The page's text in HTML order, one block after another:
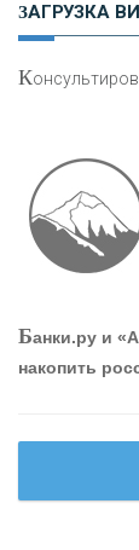
ЗАГРУЗКА
К
Банки.ру и
накопить